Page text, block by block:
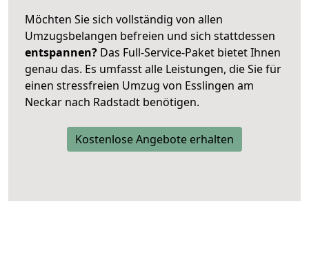
Möchten Sie sich vollständig von allen
Umzugsbelangen befreien und sich stattdessen
entspannen? Das Full-Service-Paket bietet Ihnen
genau das. Es umfasst alle Leistungen, die Sie für
einen stressfreien Umzug von Esslingen am
Neckar nach Radstadt benötigen.
Kostenlose Angebote erhalten